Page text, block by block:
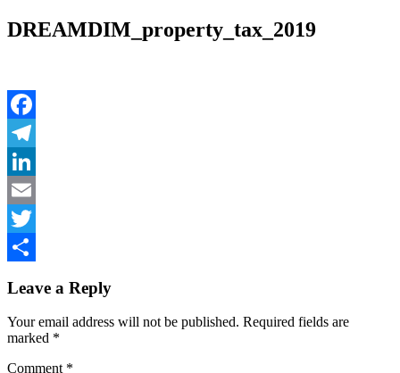
DREAMDIM_property_tax_2019
Facebook
Telegram
LinkedIn
Email
Twitter
Leave a Reply
Your email address will not be published. Required fields are
marked *
Comment *